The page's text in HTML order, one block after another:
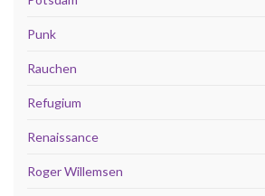
Punk
Rauchen
Refugium
Renaissance
Roger Willemsen